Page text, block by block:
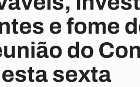
e fome
do
sexta